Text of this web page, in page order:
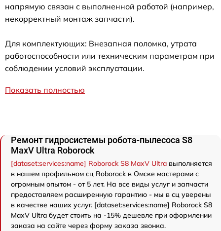
напрямую связан с выполненной работой (например,
некорректный монтаж запчасти).
Для комплектующих: Внезапная поломка, утрата
работоспособности или техническим параметрам при
соблюдении условий эксплуатации.
Показать полностью
Ремонт гидросистемы робота-пылесоса S8
MaxV Ultra Roborock
[dataset:services:name] Roborock S8 MaxV Ultra выполняется
в нашем профильном сц Roborock в Омске мастерами с
огромным опытом - от 5 лет. На все виды услуг и запчасти
предоставляем расширенную гарантию - мы в сц уверены
в качестве наших услуг. [dataset:services:name] Roborock S8
MaxV Ultra будет стоить на -15% дешевле при оформлении
заказа на сайте через форму заказа звонка.